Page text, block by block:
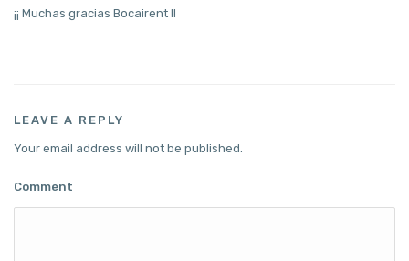
¡¡ Muchas gracias Bocairent !!
LEAVE A REPLY
Your email address will not be published.
Comment